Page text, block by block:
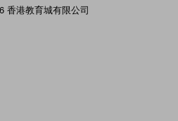
香港教育城有限公司